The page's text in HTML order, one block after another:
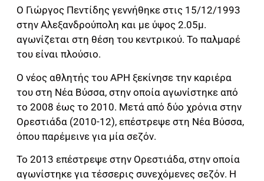
Ο Γιώργος Πεντίδης γεννήθηκε στις 15/12/1993
στην Αλεξανδρούπολη και με ύψος 2.05μ.
αγωνίζεται στη θέση του κεντρικού. Το παλμαρέ
του είναι πλούσιο.
Ο νέος αθλητής του ΑΡΗ ξεκίνησε την καριέρα
του στη Νέα Βύσσα, στην οποία αγωνίστηκε από
το 2008 έως το 2010. Μετά από δύο χρόνια στην
Ορεστιάδα (2010-12), επέστρεψε στη Νέα Βύσσα,
όπου παρέμεινε για μία σεζόν.
Το 2013 επέστρεψε στην Ορεστιάδα, στην οποία
αγωνίστηκε για τέσσερις συνεχόμενες σεζόν. Η